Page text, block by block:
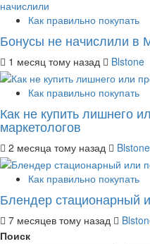
Как правильно покупать
Бонусы не начислили в
1 месяц тому назад Blstone
Как правильно покупать
Как не купить лишнего
маркетологов
2 месяца тому назад Blstone
Как правильно покупать
Блендер стационарный
7 месяцев тому назад
Поиск